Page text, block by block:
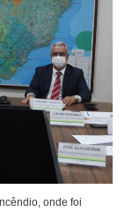
onde foi